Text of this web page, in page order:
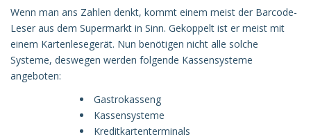
Wenn man ans Zahlen denkt, kommt einem meist der Barcode-
Leser aus dem Supermarkt in Sinn. Gekoppelt ist er meist mit
einem Kartenlesegerät. Nun benötigen nicht alle solche
Systeme, deswegen werden folgende Kassensysteme
angeboten:
Gastrokasseng
Kassensysteme
Kreditkartenterminals